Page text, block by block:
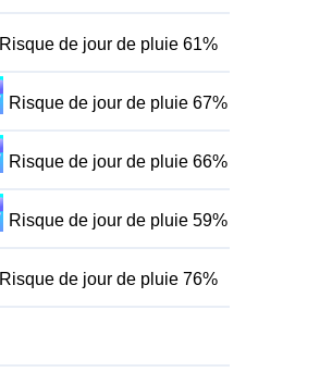
Risque de jour de pluie 61%
Risque de jour de pluie 67%
Risque de jour de pluie 66%
Risque de jour de pluie 59%
Risque de jour de pluie 76%